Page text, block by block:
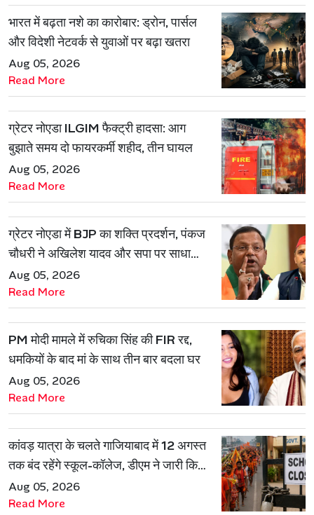
भारत में बढ़ता नशे का कारोबार: ड्रोन, पार्सल
और विदेशी नेटवर्क से युवाओं पर बढ़ा खतरा
Aug 05, 2026
Read More
ग्रेटर नोएडा ILGIM फैक्ट्री हादसा: आग
बुझाते समय दो फायरकर्मी शहीद, तीन घायल
Aug 05, 2026
Read More
ग्रेटर नोएडा में BJP का शक्ति प्रदर्शन, पंकज
चौधरी ने अखिलेश यादव और सपा पर साधा
निशाना
Aug 05, 2026
Read More
PM मोदी मामले में रुचिका सिंह की FIR रद्द,
धमकियों के बाद मां के साथ तीन बार बदला घर
Aug 05, 2026
Read More
कांवड़ यात्रा के चलते गाजियाबाद में 12 अगस्त
तक बंद रहेंगे स्कूल-कॉलेज, डीएम ने जारी किया
आदेश
Aug 05, 2026
Read More